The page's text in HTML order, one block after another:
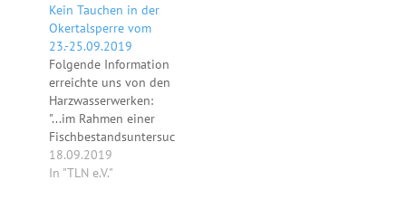
Kein Tauchen in der
Okertalsperre vom
23.-25.09.2019
Folgende Information
erreichte uns von den
Harzwasserwerken:
"...im Rahmen einer
Fischbestandsuntersuc
hung wird der Ist-
Zustand des
18.09.2019
In "TLN e.V."